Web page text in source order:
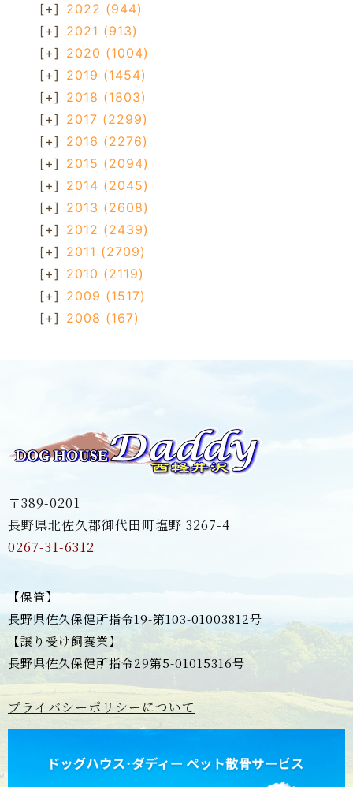
[+] 2022 (944)
[+] 2021 (913)
[+] 2020 (1004)
[+] 2019 (1454)
[+] 2018 (1803)
[+] 2017 (2299)
[+] 2016 (2276)
[+] 2015 (2094)
[+] 2014 (2045)
[+] 2013 (2608)
[+] 2012 (2439)
[+] 2011 (2709)
[+] 2010 (2119)
[+] 2009 (1517)
[+] 2008 (167)
〒389-0201
長野県北佐久郡御代田町塩野 3267-4
0267-31-6312
【保管】
長野県佐久保健所指令19-第103-01003812号
【譲り受け飼養業】
長野県佐久保健所指令29第5-01015316号
プライバシーポリシーについて